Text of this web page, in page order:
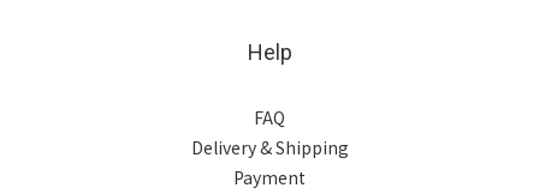
Help
FAQ
Delivery & Shipping
Payment